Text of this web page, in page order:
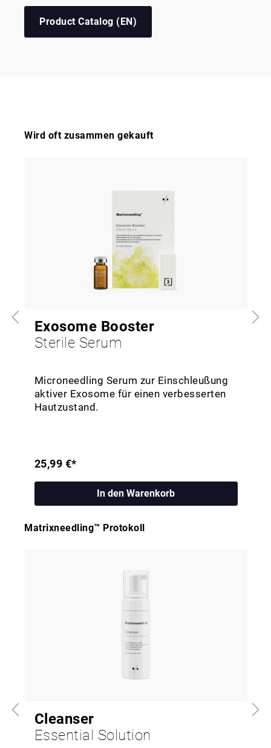
Product Catalog (EN)
Wird oft zusammen gekauft
Exosome Booster
Sterile Serum
Microneedling Serum zur Einschleußung
aktiver Exosome für einen verbesserten
Hautzustand.
25,99 €*
In den Warenkorb
Matrixneedling™ Protokoll
Cleanser
Essential Solution